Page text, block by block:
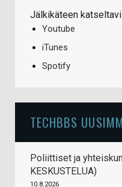
Jälkikäteen
Youtube
iTunes
Spotify
TECHBBS
Poliittiset ja
KESKUSTELUA)
10.8.2026